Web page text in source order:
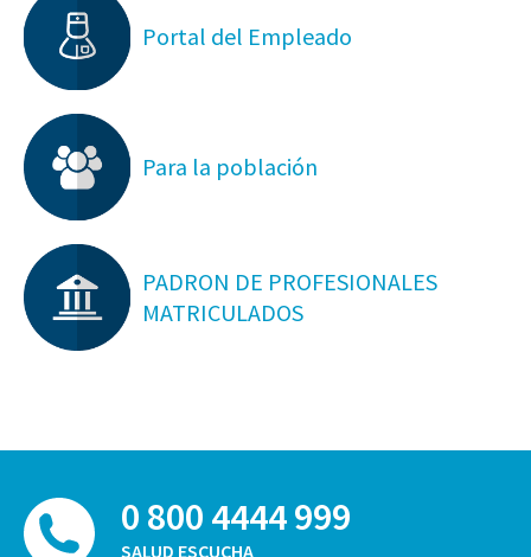
Portal del Empleado
Para la población
PADRON DE PROFESIONALES
MATRICULADOS
0 800 4444 999
SALUD ESCUCHA